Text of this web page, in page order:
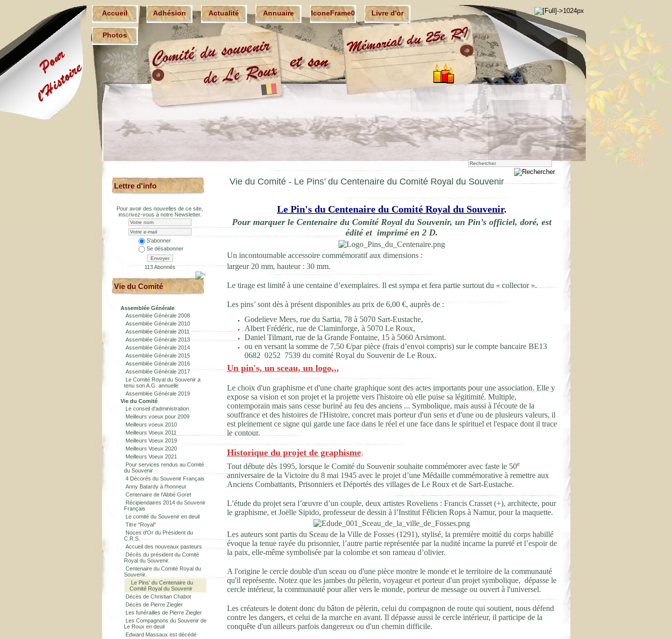
Accueil Adhésion Actualité Annuaire IconeFrame0 Livre d'or
Photos
Lettre d'info
Pour avoir des nouvelles de ce site,
inscrivez-vous à notre Newsletter.
S'abonner
Se désabonner
Envoyer
113 Abonnés
Vie du Comité
Assemblée Générale
Assemblée Générale 2008
Assemblée Générale 2010
Assemblée Générale 2011
Assemblée Générale 2013
Assemblée Générale 2014
Assemblée Générale 2015
Assemblée Générale 2016
Assemblée Générale 2017
Le Comité Royal du Souvenir a
tenu son A.G. annuelle
Assemblée Générale 2019
Vie du Comité
Le conseil d'administration
Meilleurs voeux pour 2009
Meilleurs voeux 2010
Meilleurs Voeux 2011
Meilleurs Voeux 2019
Meilleurs Voeux 2020
Meilleurs Voeux 2021
Pour services rendus au Comité
du Souvenir
4 Décorés du Souvenir Français
Anny Batardy à l'honneur
Centenaire de l'Abbé Goret
Récipiendaires 2014 du Souvenir
Français
Le comité du Souvenir en deuil
Titre "Royal"
Noces d'Or du Président du
C.R.S.
Accueil des nouveaux pasteurs
Décès du président du Comité
Royal du Souvenir.
Centenaire du Comité Royal du
Souvenir.
Le Pins’ du Centenaire du
Comité Royal du Souvenir
Décès de Christian Chabot
Décès de Pierre Ziegler
Les funérailles de Pierre Ziegler
Les Compagnons du Souvenir de
Le Roux en deuil
Edward Massaux est décédé
Vie du Comité - Le Pins’ du Centenaire du Comité Royal du Souvenir
Le Pin's du Centenaire du Comité Royal du Souvenir.
Pour marquer le Centenaire du Comité Royal du Souvenir, un Pin’s officiel, doré, est
édité et imprimé en 2 D.
Un incontournable accessoire commémoratif aux dimensions :
largeur 20 mm, hauteur : 30 mm.
Le tirage est limité à une centaine d’exemplaires. Il est sympa et fera partie surtout du « collector ».
Les pins’ sont dès à présent disponibles au prix de 6,00 €, auprès de :
Godelieve Mees, rue du Sartia, 78 à 5070 Sart-Eustache,
Albert Frédéric, rue de Claminforge, à 5070 Le Roux,
Daniel Tilmant, rue de la Grande Fontaine, 15 à 5060 Arsimont.
ou en versant la somme de 7,50 €/par pièce (frais d’envoi compris) sur le compte bancaire BE13
0682 0252 7539 du comité Royal du Souvenir de Le Roux.
Un pin's, un sceau, un logo,,,
Le choix d'un graphisme et d'une charte graphique sont des actes importants pour une association. Elle y
expose sa vision et son projet et la projette vers l'histoire où elle puise sa légitimité. Multiple,
contemporain mais sans cesse buriné au feu des anciens ... Symbolique, mais aussi à l'écoute de la
souffrance et des histoires de l'Histoire, concret mais porteur d'un sens et d'une ou de plusieurs valeurs, il
est pleinement ce signe qui garde une face dans le réel et une face dans le spirituel et l'espace dont il trace
le contour.
Historique du projet de graphisme.
Tout débute dès 1995, lorsque le Comité du Souvenir souhaite commémorer avec faste le 50e
anniversaire de la Victoire du 8 mai 1945 avec le projet d’une Médaille commémorative à remettre aux
Anciens Combattants, Prisonniers et Déportés des villages de Le Roux et de Sart-Eustache.
L’étude du projet sera l’œuvre d’un couple, deux artistes Roveliens : Francis Crasset (+), architecte, pour
le graphisme, et Joëlle Sipido, professeur de dessin à l’Institut Félicien Rops à Namur, pour la maquette.
Les auteurs sont partis du Sceau de la Ville de Fosses (1291), stylisé, la première moitié du corps habillé
évoque la tenue rayée du prisonnier, l’autre partie représentée par la nudité incarne la pureté et l’espoir de
la paix, elle-même symbolisée par la colombe et son rameau d’olivier.
A l'origine le cercle double d'un sceau ou d'une pièce montre le monde et le territoire de la communauté
qu'il représente. Notez que les jambes du pèlerin, voyageur et porteur d'un projet symbolique, dépasse le
cercle intérieur, la communauté pour aller vers le monde, porteur de message ou ouvert à l'universel.
Les créateurs le dotent donc du bâton de pèlerin, celui du compagnon de route qui soutient, nous défend
contre les dangers, et celui de la marche en avant. Il dépasse aussi le cercle intérieur, il participe de la
conquête d'un ailleurs parfois dangereux ou d'un chemin difficile.